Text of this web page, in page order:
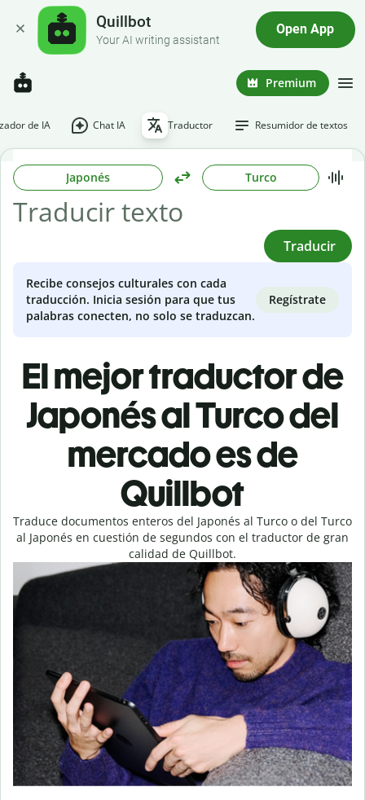
Quillbot
Your AI writing assistant
Open App
Premium
de IA Chat IA Traductor Resumidor de textos
Japonés Turco
Traducir
Recibe consejos culturales con cada
traducción. Inicia sesión para que tus
palabras conecten, no solo se traduzcan.
Regístrate
El mejor traductor de
Japonés al Turco del
mercado es de
Quillbot
Traduce documentos enteros del Japonés al Turco o del Turco
al Japonés en cuestión de segundos con el traductor de gran
calidad de Quillbot.